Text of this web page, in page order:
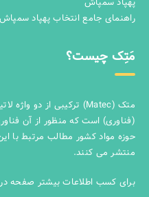
راهنمای جامع انتخاب پهپاد سمپاش
مَتِک چیست؟
(فناوری) است که منظور از آن
حوزه مواد کشور مطالب مرتبط با
منتشر می کنند.
برای کسب اطلاعات بیشتر صفحه